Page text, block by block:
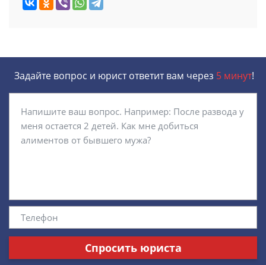
Задайте вопрос и юрист ответит вам через 5 минут!
Спросить юриста